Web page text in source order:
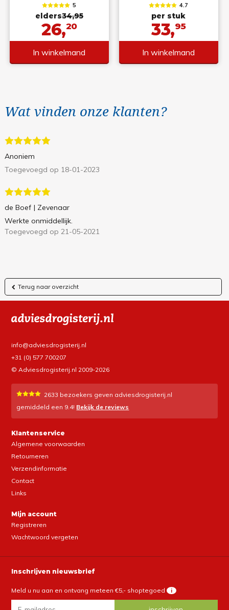
5
elders34,95
26,20
In winkelmand
4.7
per stuk
33,95
In winkelmand
Wat vinden onze klanten?
Anoniem
Toegevoegd op 18-01-2023
de Boef | Zevenaar
Werkte onmiddellijk.
Toegevoegd op 21-05-2021
Terug naar overzicht
info@adviesdrogisterij.nl
+31 (0) 577 700207
© Adviesdrogisterij.nl 2009-2026
2633 bezoekers geven adviesdrogisterij.nl
gemiddeld een 9.4! Bekijk de reviews
Klantenservice
Algemene voorwaarden
Retourneren
Verzendinformatie
Contact
Links
Mijn account
Registreren
Wachtwoord vergeten
Inschrijven nieuwsbrief
Meld u nu aan en ontvang meteen €5,- shoptegoed i